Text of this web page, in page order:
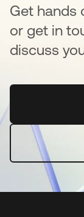
Get hands
or get in
discuss